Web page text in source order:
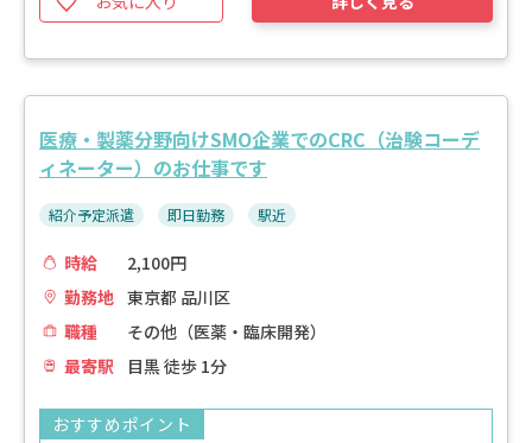
医療・製薬分野向けSMO企業でのCRC（治験コーデ
ィネーター）のお仕事です
紹介予定派遣 即日勤務 駅近
時給
2,100円
勤務地 東京都 品川区
職種
その他（医薬・臨床開発）
最寄駅
目黒 徒歩 1分
おすすめポイント